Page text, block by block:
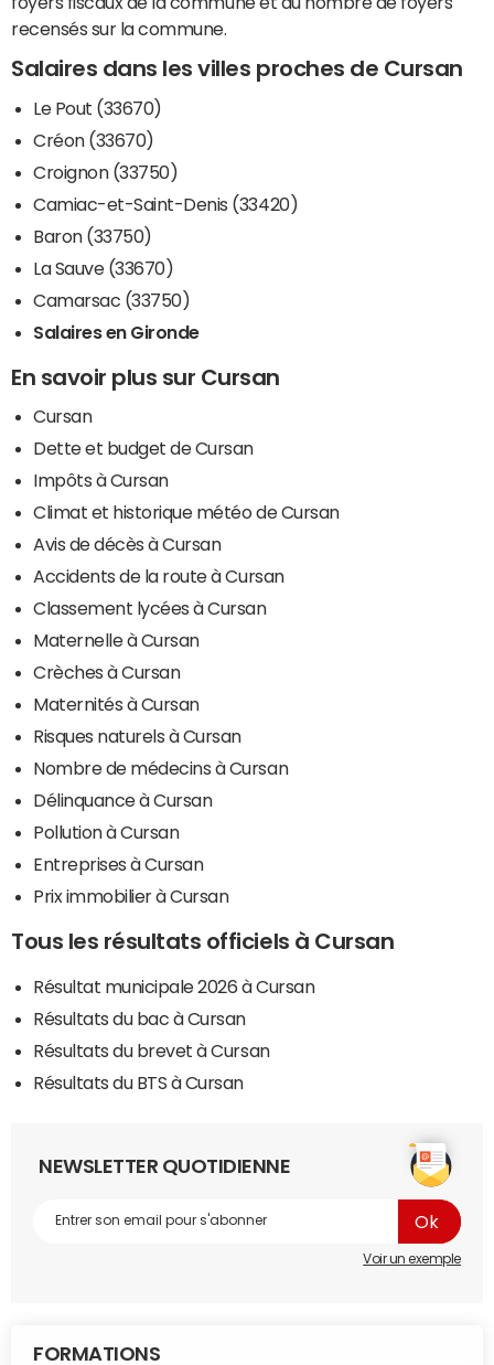
recensés sur la commune.
Salaires dans les villes proches de Cursan
Le Pout (33670)
Créon (33670)
Croignon (33750)
Camiac-et-Saint-Denis (33420)
Baron (33750)
La Sauve (33670)
Camarsac (33750)
Salaires en Gironde
En savoir plus sur Cursan
Cursan
Dette et budget de Cursan
Impôts à Cursan
Climat et historique météo de Cursan
Avis de décès à Cursan
Accidents de la route à Cursan
Classement lycées à Cursan
Maternelle à Cursan
Crèches à Cursan
Maternités à Cursan
Risques naturels à Cursan
Nombre de médecins à Cursan
Délinquance à Cursan
Pollution à Cursan
Entreprises à Cursan
Prix immobilier à Cursan
Tous les résultats officiels à Cursan
Résultat municipale 2026 à Cursan
Résultats du bac à Cursan
Résultats du brevet à Cursan
Résultats du BTS à Cursan
NEWSLETTER QUOTIDIENNE
Voir un exemple
FORMATIONS